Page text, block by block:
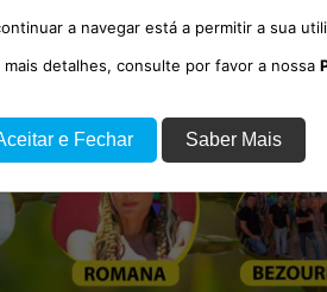
a navegar está a permitir a sua
mais detalhes, consulte por favor a nossa
e Fechar Saber Mais